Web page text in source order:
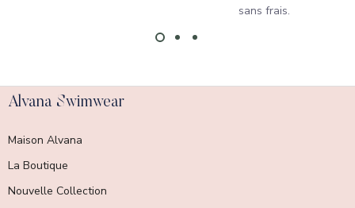
sans frais.
Alvana Swimwear
Maison Alvana
La Boutique
Nouvelle Collection